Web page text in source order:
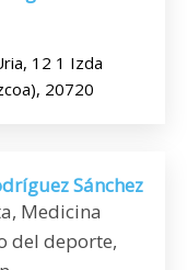
12 1 Izda
20720
Sánchez
Medicina
del deporte,